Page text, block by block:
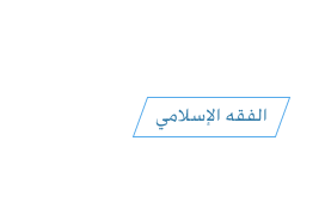
الفقه الإسلامي